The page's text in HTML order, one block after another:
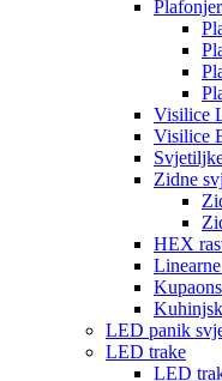
Visilice
Visilice
Zidne
HEX
LED panik
LED trake
LED